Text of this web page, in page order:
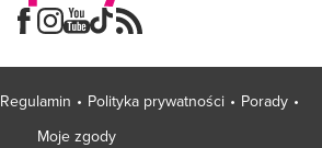
Regulamin Polityka prywatności
Porady
Moje zgody